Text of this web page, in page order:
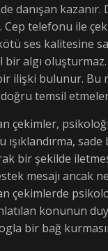
danışan
telefonu ile
ses kalitesine
algı
ilişki bulunur. Bu
temsil
çekimler,
bir şekilde
mesajı ancak
çekimlerde
konunun
bir bağ